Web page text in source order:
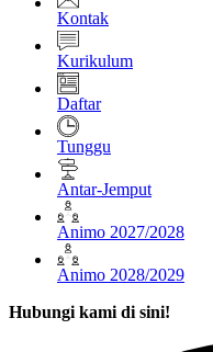
Kontak
Kurikulum
Daftar
Tunggu
Antar-Jemput
Animo 2027/2028
Animo 2028/2029
Hubungi kami di sini!